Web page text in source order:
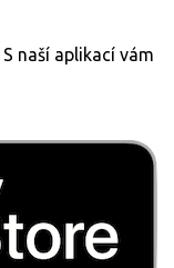
naší aplikací vám